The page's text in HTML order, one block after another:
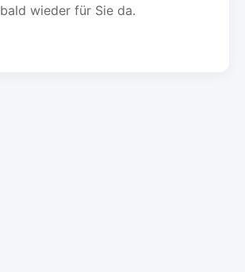
bald wieder für Sie da.